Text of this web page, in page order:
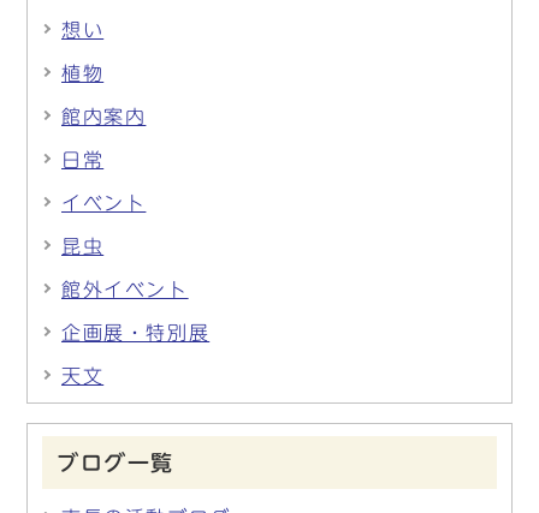
想い
植物
館内案内
日常
イベント
昆虫
館外イベント
企画展・特別展
天文
ブログ一覧